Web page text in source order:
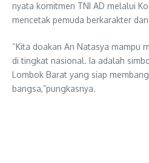
nyata komitmen TNI AD melalui
mencetak pemuda berkarakter
“Kita doakan An Natasya mampu
di tingkat nasional. Ia adalah
Lombok Barat yang siap
bangsa,”pungkasnya.